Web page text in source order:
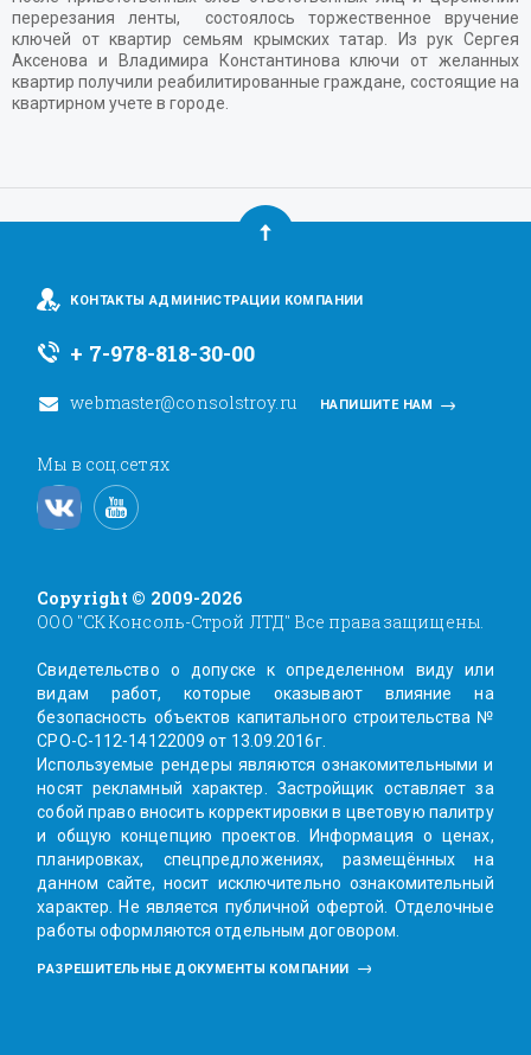
перерезания ленты, состоялось торжественное вручение
ключей от квартир семьям крымских татар. Из рук Сергея
Аксенова и Владимира Константинова ключи от желанных
квартир получили реабилитированные граждане, состоящие на
квартирном учете в городе.
КОНТАКТЫ АДМИНИСТРАЦИИ КОМПАНИИ
+ 7-978-818-30-00
webmaster@consolstroy.ru НАПИШИТЕ НАМ
Мы в соц.сетях
Copyright © 2009-2026
ООО "СК Консоль-Строй ЛТД" Все права защищены.
Свидетельство о допуске к определенном виду или
видам работ, которые оказывают влияние на
безопасность объектов капитального строительства №
СРО-С-112-14122009 от 13.09.2016г.
Используемые рендеры являются ознакомительными и
носят рекламный характер. Заcтройщик оставляет за
собой право вносить корректировки в цветовую палитру
и общую концепцию проектов. Информация о ценах,
планировках, спецпредложениях, размещённых на
данном сайте, носит исключительно ознакомительный
характер. Не является публичной офертой. Отделочные
работы оформляются отдельным договором.
РАЗРЕШИТЕЛЬНЫЕ ДОКУМЕНТЫ КОМПАНИИ